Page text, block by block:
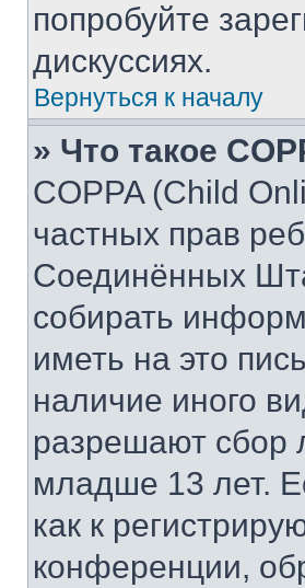
попробуйте
дискуссиях.
Вернуться к началу
» Что такое
COPPA (Child
частных прав
Соединённых
собирать
иметь на это
наличие иного
разрешают сбор
младше 13 лет.
как к
конференции,